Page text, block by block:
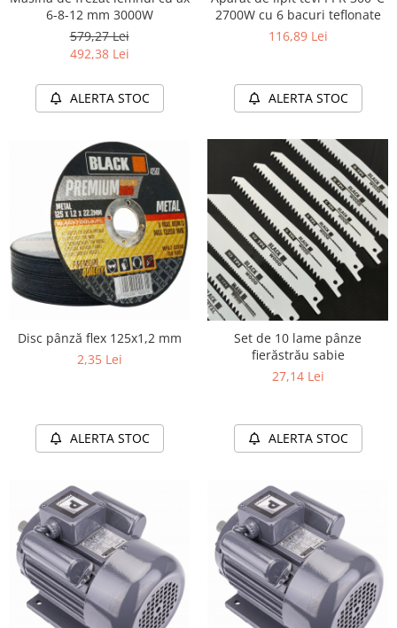
compresoare
Cricuri Auto Hidraulice
Pneumatice si Trapezoidale
Cricuri pneumatice
Feon Electric
Generatoare curent
Gresoare
Macarale și vinciuri
Masini de gaurit si Insurubat
Motoare electrice
Pistol de Lipit
Polizoare
Pompe Combustibil
Protectia muncii
Scule Pneumatice
Suport auto
Suport motocicleta
Surubelnite
Tunuri de caldura si aeroteme
Utilaje constructie
Motocositoare si Motosape
Nivela laser
Pistol de vopsit
Rotopercutoare si bormasini
Taiat gresie si faianta
Uz intern
Ventilatoare radiatoare
umidificatoare
6-8-12 mm 3000W
579,27 Lei
492,38 Lei
ALERTA STOC
2700W cu 6 bacuri teflonate
116,89 Lei
ALERTA STOC
Disc pânză flex 125x1,2 mm
2,35 Lei
ALERTA STOC
Set de 10 lame pânze
fierăstrău sabie
27,14 Lei
ALERTA STOC